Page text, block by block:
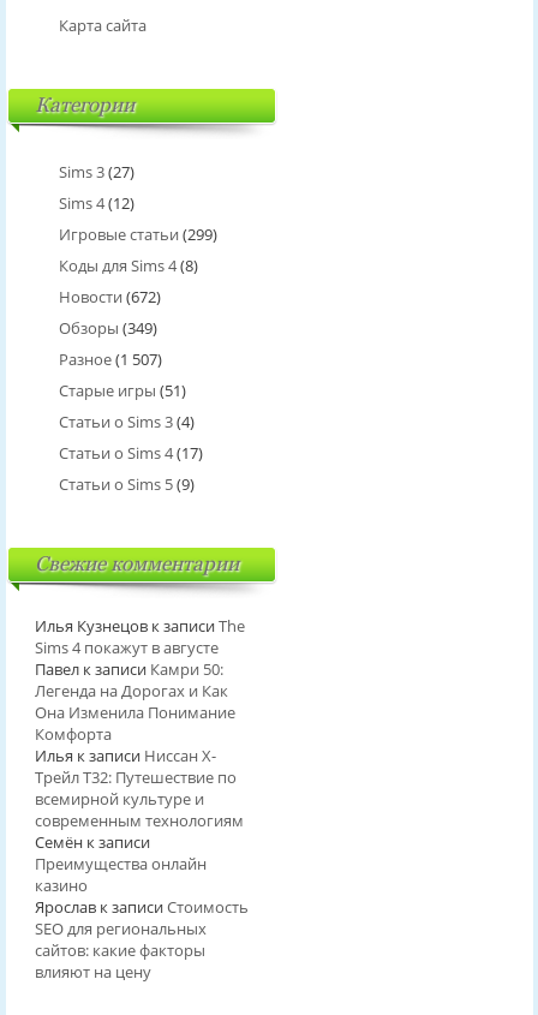
Карта сайта
Категории
Sims 3(27)
Sims 4(12)
Игровые статьи (299)
Коды для Sims 4(8)
Новости (672)
Обзоры (349)
Разное(1 507)
Старые игры (51)
Статьи о Sims 3(4)
Статьи о Sims 4(17)
Статьи о Sims 5(9)
Свежие комментарии
Илья Кузнецовк записиThe
Sims 4 покажут в августе
Павелк записи Камри 50:
Легенда на Дорогах и Как
Она Изменила Понимание
Комфорта
Илья к записи Ниссан Х-
Трейл T32: Путешествие по
всемирной культуре и
современным технологиям
Семёнк записи
Преимущества онлайн
казино
Ярославк записиСтоимость
SEO для региональных
сайтов: какие факторы
влияют на цену